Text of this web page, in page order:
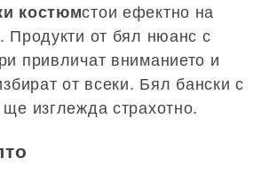
костюмстои ефектно на
Продукти от бял нюанс с
привличат вниманието и
от всеки. Бял бански с
изглежда страхотно.